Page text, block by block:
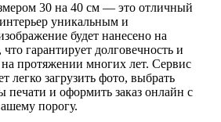
30 на 40 см — это отличный
уникальным и
будет нанесено на
гарантирует долговечность и
на протяжении многих лет. Сервис
легко загрузить фото, выбрать
печати и оформить заказ онлайн с
порогу.